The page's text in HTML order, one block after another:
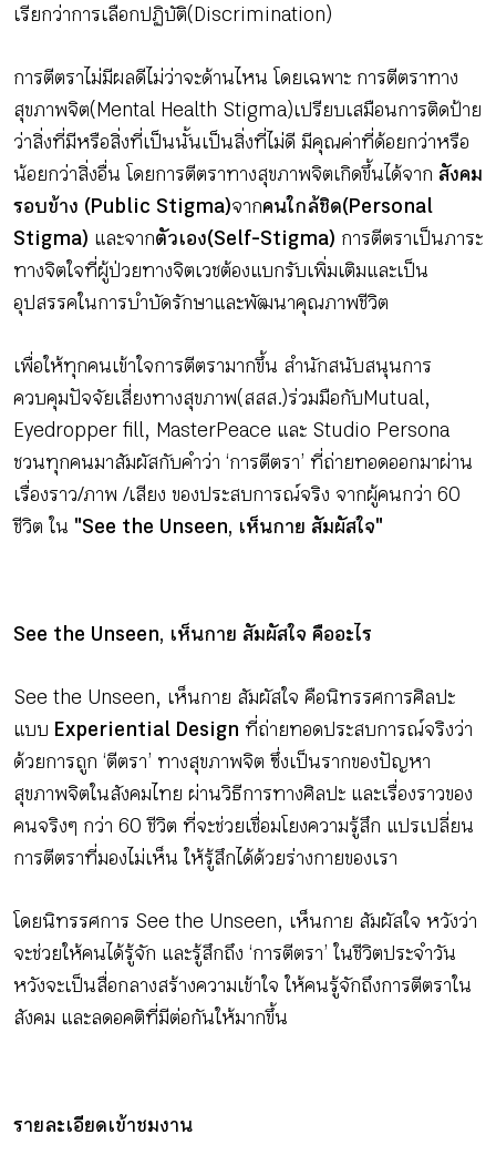
เรียกว่าการเลือกปฏิบัติ (Discrimination)
การตีตราไม่มีผลดีไม่ว่าจะด้านไหน โดยเฉพาะ การตีตราทาง
สุขภาพจิต (Mental Health Stigma) เปรียบเสมือนการติดป้าย
ว่าสิ่งที่มีหรือสิ่งที่เป็นนั้นเป็นสิ่งที่ไม่ดี มีคุณค่าที่ด้อยกว่าหรือ
น้อยกว่าสิ่งอื่น โดยการตีตราทางสุขภาพจิตเกิดขึ้นได้จาก สังคม
รอบข้าง (Public Stigma)จากคนใกล้ชิด (Personal
Stigma) และจากตัวเอง (Self-Stigma) การตีตราเป็นภาระ
ทางจิตใจที่ผู้ป่วยทางจิตเวชต้องแบกรับเพิ่มเติมและเป็น
อุปสรรคในการบำบัดรักษาและพัฒนาคุณภาพชีวิต
เพื่อให้ทุกคนเข้าใจการตีตรามากขึ้น สำนักสนับสนุนการ
ควบคุมปัจจัยเสี่ยงทางสุขภาพ (สสส.) ร่วมมือกับ Mutual,
Eyedropper fill, MasterPeace และ Studio Persona
ชวนทุกคนมาสัมผัสกับคำว่า ‘การตีตรา’ ที่ถ่ายทอดออกมาผ่าน
เรื่องราว / ภาพ / เสียง ของประสบการณ์จริง จากผู้คนกว่า 60
ชีวิต ใน "See the Unseen, เห็นกาย สัมผัสใจ"
See the Unseen, เห็นกาย สัมผัสใจ คืออะไร
See the Unseen, เห็นกาย สัมผัสใจ คือนิทรรศการศิลปะ
แบบ Experiential Design ที่ถ่ายทอดประสบการณ์จริงว่า
ด้วยการถูก ‘ตีตรา’ ทางสุขภาพจิต ซึ่งเป็นรากของปัญหา
สุขภาพจิตในสังคมไทย ผ่านวิธีการทางศิลปะ และเรื่องราวของ
คนจริงๆ กว่า 60 ชีวิต ที่จะช่วยเชื่อมโยงความรู้สึก แปรเปลี่ยน
การตีตราที่มองไม่เห็น ให้รู้สึกได้ด้วยร่างกายของเรา
โดยนิทรรศการ See the Unseen, เห็นกาย สัมผัสใจ หวังว่า
จะช่วยให้คนได้รู้จัก และรู้สึกถึง ‘การตีตรา’ ในชีวิตประจำวัน
หวังจะเป็นสื่อกลางสร้างความเข้าใจ ให้คนรู้จักถึงการตีตราใน
สังคม และลดอคติที่มีต่อกันให้มากขึ้น
รายละเอียดเข้าชมงาน